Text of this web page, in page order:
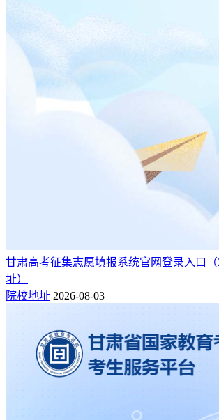
甘肃高考征集志愿填报系统官网登录入口（
址）
院校地址 2026-08-03